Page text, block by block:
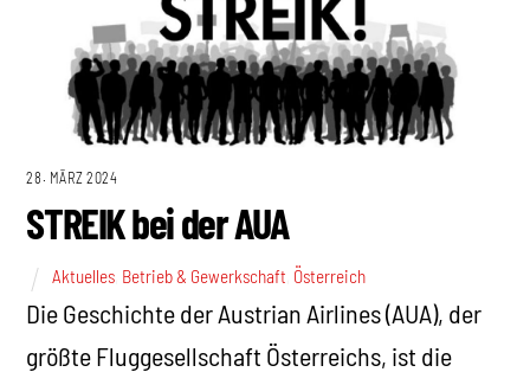
28. MÄRZ 2024
STREIK bei der AUA
Aktuelles Betrieb & Gewerkschaft Österreich
Die Geschichte der Austrian Airlines (AUA), der
größte Fluggesellschaft Österreichs, ist die